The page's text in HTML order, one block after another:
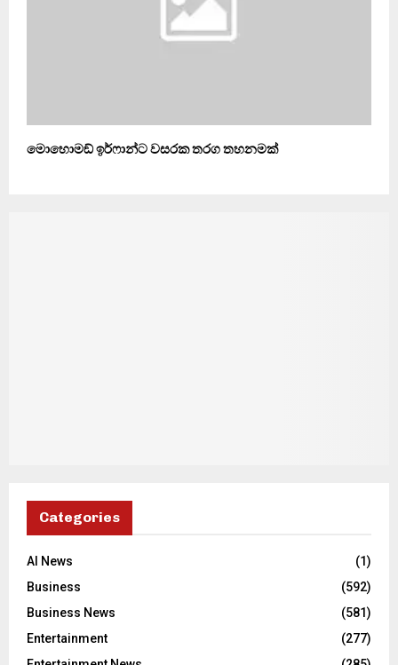
මොහොමඞ් ඉර්ෆාන්ට වසරක තරග තහනමක්
Categories
AI News
(1)
Business
(592)
Business News
(581)
Entertainment
(277)